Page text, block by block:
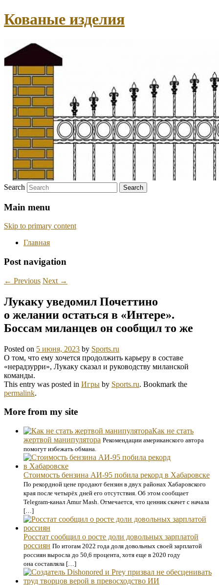
Кованые изделия
Search
Main menu
Skip to primary content
Главная
Post navigation
← Previous Next →
Лукаку уведомил Почеттино
о желании остаться в «Интере».
Боссам миланцев он сообщил то же
Posted on 5 июня, 2023 by Sports.ru
О том, что ему хочется продолжить карьеру в составе
«нерадзурри», Лукаку сказал и руководству миланской
команды.
This entry was posted in Игры by Sports.ru. Bookmark the
permalink.
More from my site
Как не стать
жертвой манипулятора Рекомендации американского автора
помогут избежать обмана.
Стоимость бензина АИ-95 побила рекорд в Хабаровске
По рекордной цене продают бензин в двух районах Хабаровского
края после четырёх дней его отсутствия. Об этом сообщает
Telegram-канал Amur Mash. Отмечается, что ценник скачет с начала
[…]
Росстат сообщил о росте доли довольных зарплатой
россиян По итогам 2022 года доля довольных своей зарплатой
россиян выросла до 50,6 процента, хотя еще в 2020 году
она составляла […]